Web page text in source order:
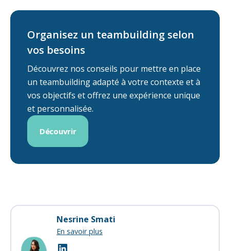
Organisez un teambuilding selon
vos besoins
Découvrez nos conseils pour mettre en place
un teambuilding adapté à votre contexte et à
vos objectifs et offrez une expérience unique
et personnalisée.
Découvrir
Nesrine Smati
En savoir plus